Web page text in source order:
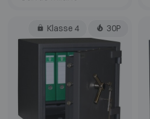
Klasse 4 30P